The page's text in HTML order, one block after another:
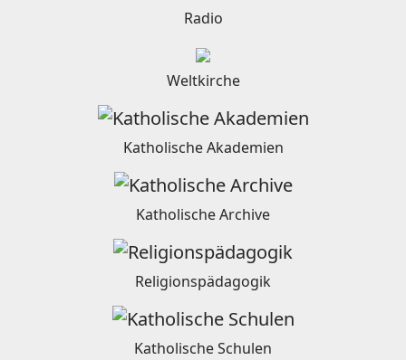
Radio
Weltkirche
Katholische Akademien
Katholische Archive
Religionspädagogik
Katholische Schulen